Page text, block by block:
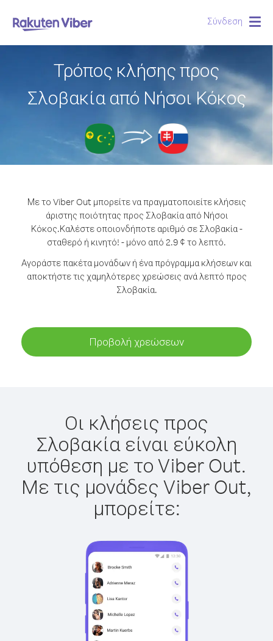
Σύνδεση
Τρόπος κλήσης προς
Σλοβακία από Νήσοι Κόκος
Με το Viber Out μπορείτε να πραγματοποιείτε κλήσεις
άριστης ποιότητας προς Σλοβακία από Νήσοι
Κόκος.Καλέστε οποιονδήποτε αριθμό σε Σλοβακία -
σταθερό ή κινητό! - μόνο από 2.9 ¢ το λεπτό.
Αγοράστε πακέτα μονάδων ή ένα πρόγραμμα κλήσεων και
αποκτήστε τις χαμηλότερες χρεώσεις ανά λεπτό προς
Σλοβακία.
Προβολή χρεώσεων
Οι κλήσεις προς
Σλοβακία είναι εύκολη
υπόθεση με το Viber Out.
Με τις μονάδες Viber Out,
μπορείτε: